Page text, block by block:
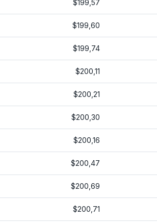
$199,57
$199,60
$199,74
$200,11
$200,21
$200,30
$200,16
$200,47
$200,69
$200,71